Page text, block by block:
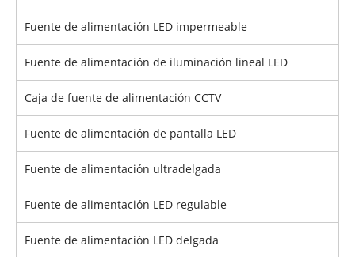
Fuente de alimentación LED impermeable
Fuente de alimentación de iluminación lineal LED
Caja de fuente de alimentación CCTV
Fuente de alimentación de pantalla LED
Fuente de alimentación ultradelgada
Fuente de alimentación LED regulable
Fuente de alimentación LED delgada